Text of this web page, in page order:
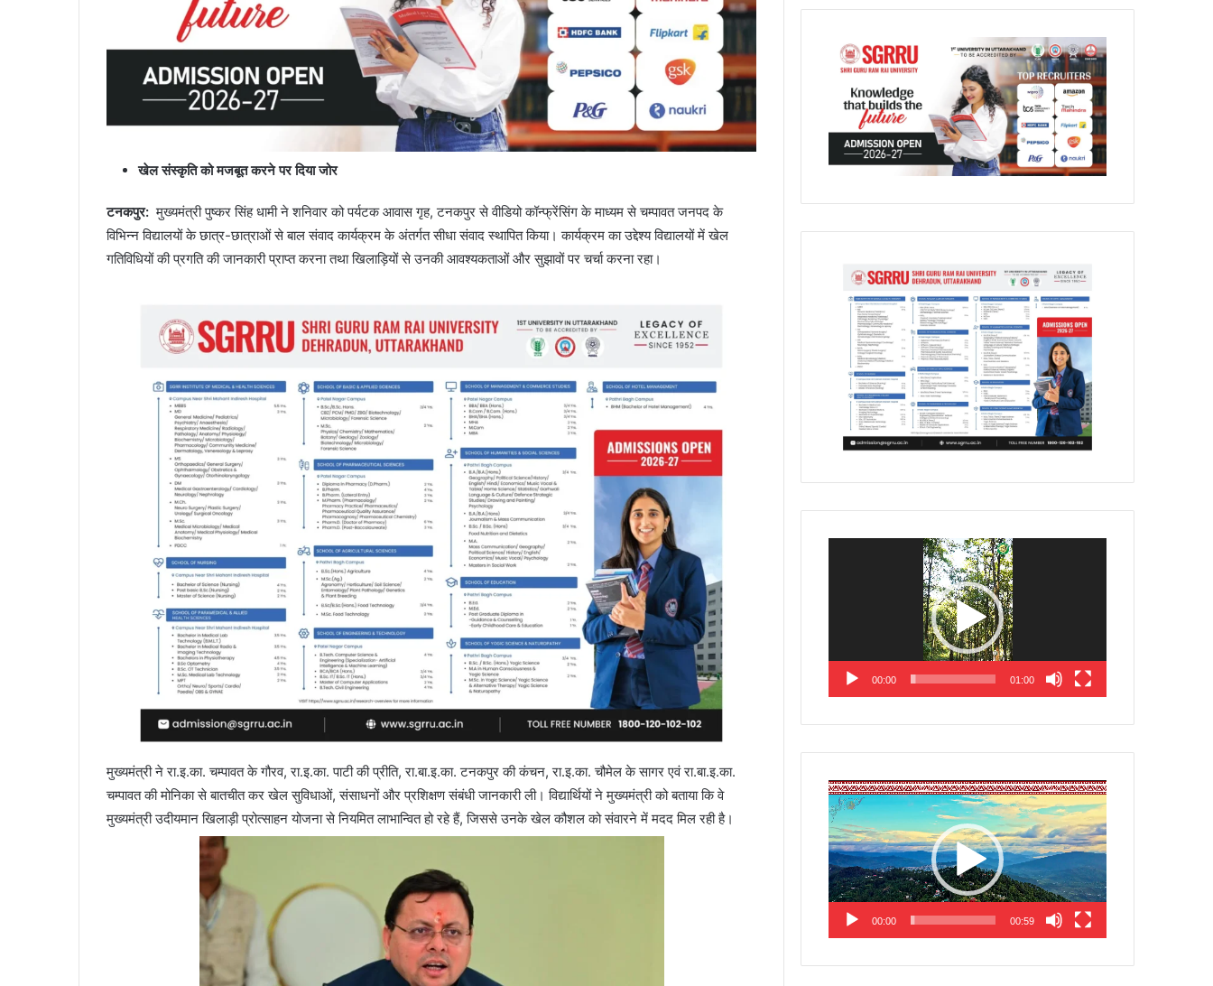
खेल संस्कृति को मजबूत करने पर दिया जोर
टनकपुर: मुख्यमंत्री पुष्कर सिंह धामी ने शनिवार को पर्यटक आवास गृह, टनकपुर से वीडियो कॉन्फ्रेंसिंग के माध्यम से चम्पावत जनपद के
विभिन्न विद्यालयों के छात्र-छात्राओं से बाल संवाद कार्यक्रम के अंतर्गत सीधा संवाद स्थापित किया। कार्यक्रम का उद्देश्य विद्यालयों में खेल
गतिविधियों की प्रगति की जानकारी प्राप्त करना तथा खिलाड़ियों से उनकी आवश्यकताओं और सुझावों पर चर्चा करना रहा।
मुख्यमंत्री ने रा.इ.का. चम्पावत के गौरव, रा.इ.का. पाटी की प्रीति, रा.बा.इ.का. टनकपुर की कंचन, रा.इ.का. चौमेल के सागर एवं रा.बा.इ.का.
चम्पावत की मोनिका से बातचीत कर खेल सुविधाओं, संसाधनों और प्रशिक्षण संबंधी जानकारी ली। विद्यार्थियों ने मुख्यमंत्री को बताया कि वे
मुख्यमंत्री उदीयमान खिलाड़ी प्रोत्साहन योजना से नियमित लाभान्वित हो रहे हैं, जिससे उनके खेल कौशल को संवारने में मदद मिल रही है।
00:00 01:00
Video
Player
00:00 00:59